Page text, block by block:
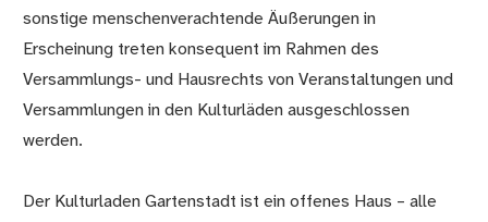
sonstige menschenverachtende Äußerungen in
Erscheinung treten konsequent im Rahmen des
Versammlungs- und Hausrechts von Veranstaltungen und
Versammlungen in den Kulturläden ausgeschlossen
werden.
Der Kulturladen Gartenstadt ist ein offenes Haus – alle